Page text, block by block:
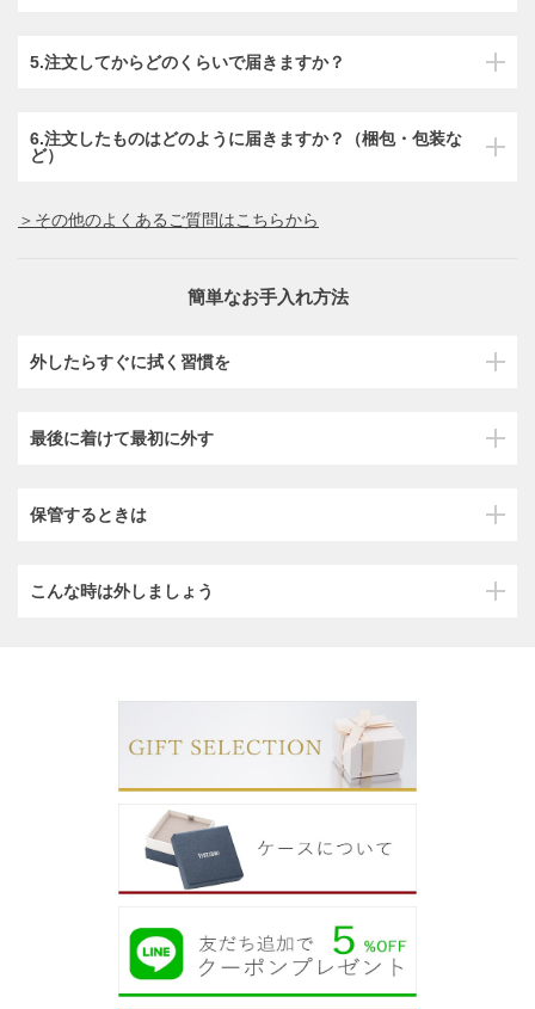
5.注文してからどのくらいで届きますか？
6.注文したものはどのように届きますか？（梱包・包装な
ど）
＞その他のよくあるご質問はこちらから
簡単なお手入れ方法
外したらすぐに拭く習慣を
最後に着けて最初に外す
保管するときは
こんな時は外しましょう